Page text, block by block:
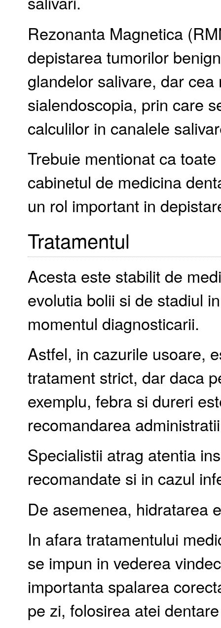
Rezonanta Magnetica
depistarea tumorilor
glandelor salivare, dar
sialendoscopia, prin care
calculilor in canalele
Trebuie mentionat ca
cabinetul de medicina
un rol important in
Tratamentul
Acesta este stabilit de
evolutia bolii si de stadiul
momentul diagnosticarii.
Astfel, in cazurile usoare,
tratament strict, dar daca
exemplu, febra si dureri
recomandarea
Specialistii atrag atentia
recomandate si in cazul
De asemenea, hidratarea
In afara tratamentului
se impun in vederea
importanta spalarea
pe zi, folosirea atei